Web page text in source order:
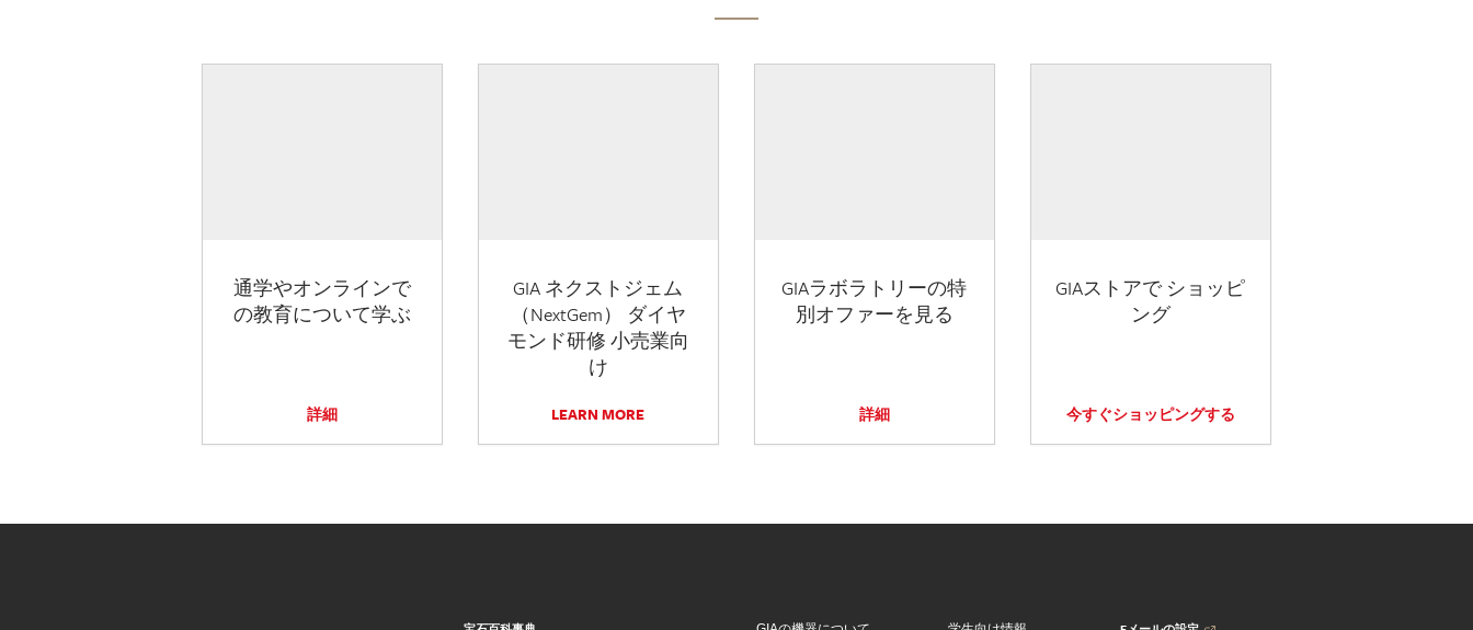
通学やオンラインで
の教育について学ぶ
詳細
GIA ネクストジェム
（NextGem） ダイヤ
モンド研修 小売業向
け
LEARN MORE
GIAラボラトリーの特
別オファーを見る
詳細
GIAストアで ショッピ
ング
今すぐショッピングする